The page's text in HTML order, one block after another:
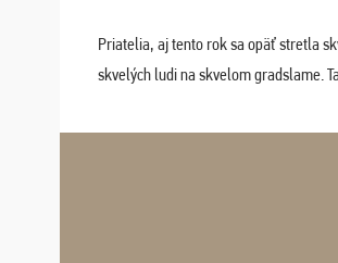
Priatelia, aj tento rok sa opäť stretla
skvelých ludi na skvelom gradslame.
sa na budúci rok. Prajem vam este